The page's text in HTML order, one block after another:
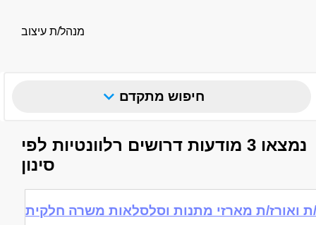
מנהל/ת עיצוב
חיפוש מתקדם
נמצאו 3 מודעות דרושים רלוונטיות לפי
סינון
ואורז/ת מארזי מתנות וסלסלאות משרה חלקית